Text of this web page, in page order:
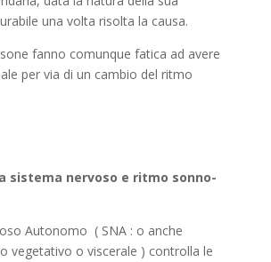
una volta risolta la causa.
fanno comunque fatica ad avere
per via di un cambio del ritmo
sistema nervoso e ritmo sonno-
Autonomo ( SNA : o anche
vegetativo o viscerale ) controlla le